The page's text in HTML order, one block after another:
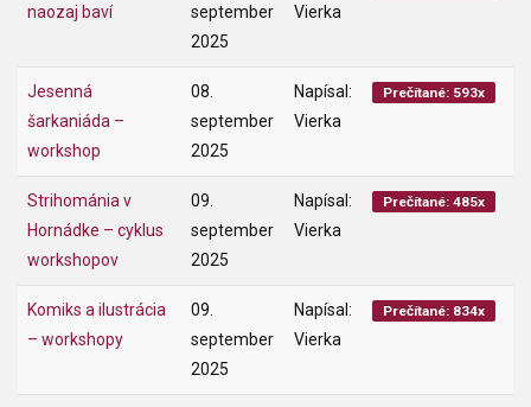
naozaj baví
september
2025
Vierka
Jesenná
šarkaniáda –
workshop
08.
september
2025
Napísal:
Vierka
Prečítané: 593x
Strihománia v
Hornádke – cyklus
workshopov
09.
september
2025
Napísal:
Vierka
Prečítané: 485x
Komiks a ilustrácia
– workshopy
09.
september
2025
Napísal:
Vierka
Prečítané: 834x